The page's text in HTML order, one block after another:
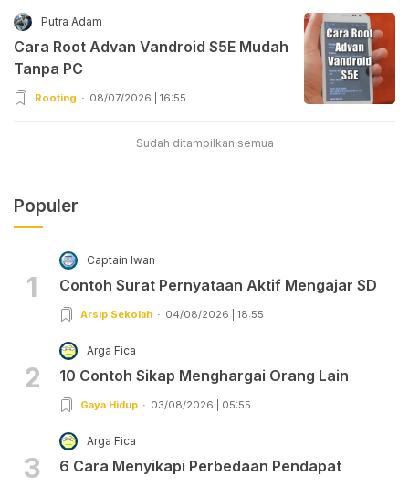
Putra Adam
Cara Root Advan Vandroid S5E Mudah
Tanpa PC
Rooting 08/07/2026 | 16:55
Sudah ditampilkan semua
Populer
1
Captain Iwan
Contoh Surat Pernyataan Aktif Mengajar SD
Arsip Sekolah 04/08/2026 | 18:55
2
Arga Fica
10 Contoh Sikap Menghargai Orang Lain
Gaya Hidup 03/08/2026 | 05:55
3
Arga Fica
6 Cara Menyikapi Perbedaan Pendapat